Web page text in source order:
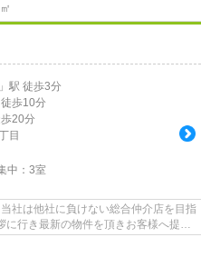
」駅 徒歩3分
徒歩10分
歩20分
目
中： 3室
社は他社に負けない総合仲介店を目指
に行き最新の物件を頂きお客様へ提供